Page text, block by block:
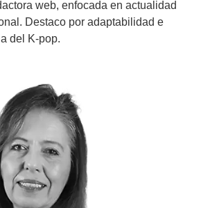
web, enfocada en actualidad
Destaco por adaptabilidad e
del K-pop.